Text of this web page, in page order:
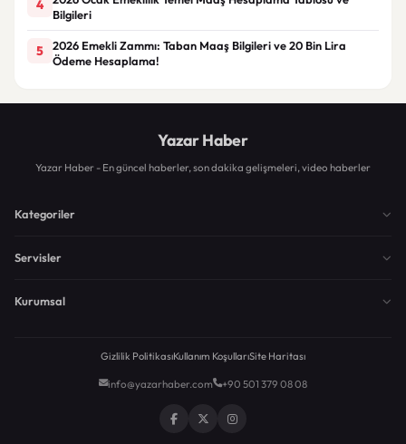
4
Bilgileri
5
2026 Emekli Zammı: Taban Maaş Bilgileri ve 20 Bin Lira
Ödeme Hesaplama!
Yazar Haber
Yazar Haber - En güncel haberler, son dakika gelişmeleri, video haberler
Kategoriler
Servisler
Kurumsal
Gizlilik PolitikasıKullanım KoşullarıSite Haritası
info@yazarhaber.com +90 501 379 08 08